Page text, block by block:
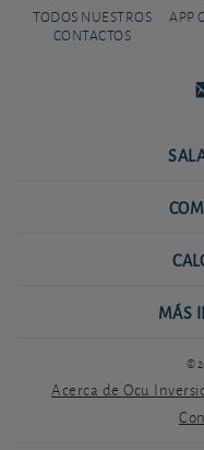
TODOS NUESTROS
CONTACTOS
APP
MÁS
©
Acerca de Ocu